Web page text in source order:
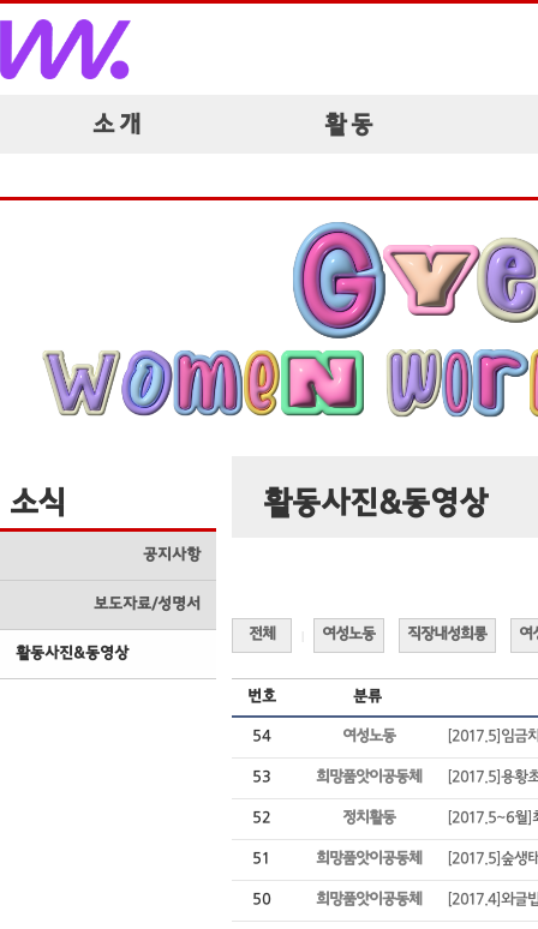
소 개 활 동
소식
공지사항
보도자료/성명서
활동사진&동영상
활동사진&동영상
전체 여성노동 직장내성희롱 여
번호 분류
54 여성노동 [2017.5]임금
53 희망품앗이공동체 [2017.5]용황
52 정치활동 [2017.5~6월]
51 희망품앗이공동체 [2017.5]숲생
50 희망품앗이공동체 [2017.4]와글